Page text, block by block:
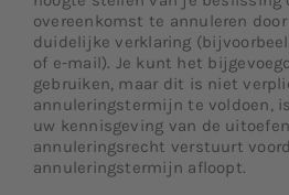
overeenkomst te annuleren
duidelijke verklaring
of e-mail). Je kunt het
gebruiken, maar dit is niet
annuleringstermijn te voldoen,
uw kennisgeving van de
annuleringsrecht verstuurt
annuleringstermijn afloopt.